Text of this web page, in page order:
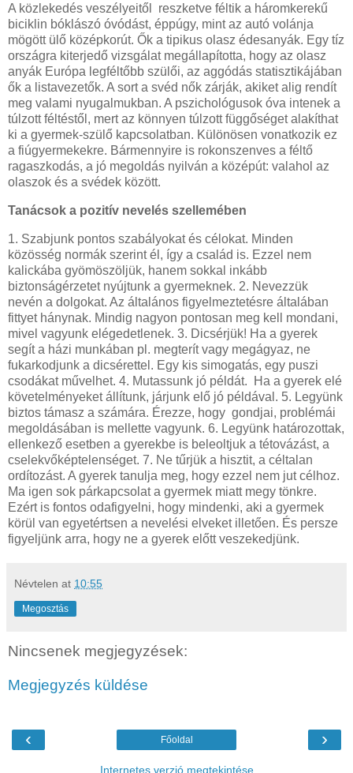
A közlekedés veszélyeitől reszketve féltik a háromkerekű
biciklin bóklászó óvódást, éppúgy, mint az autó volánja
mögött ülő középkorút. Ők a tipikus olasz édesanyák. Egy tíz
országra kiterjedő vizsgálat megállapította, hogy az olasz
anyák Európa legféltőbb szülői, az aggódás statisztikájában
ők a listavezetők. A sort a svéd nők zárják, akiket alig rendít
meg valami nyugalmukban. A pszichológusok óva intenek a
túlzott féltéstől, mert az könnyen túlzott függőséget alakíthat
ki a gyermek-szülő kapcsolatban. Különösen vonatkozik ez
a fiúgyermekekre. Bármennyire is rokonszenves a féltő
ragaszkodás, a jó megoldás nyilván a középút: valahol az
olaszok és a svédek között.
Tanácsok a pozitív nevelés szellemében
1. Szabjunk pontos szabályokat és célokat. Minden
közösség normák szerint él, így a család is. Ezzel nem
kalickába gyömöszöljük, hanem sokkal inkább
biztonságérzetet nyújtunk a gyermeknek. 2. Nevezzük
nevén a dolgokat. Az általános figyelmeztetésre általában
fittyet hánynak. Mindig nagyon pontosan meg kell mondani,
mivel vagyunk elégedetlenek. 3. Dicsérjük! Ha a gyerek
segít a házi munkában pl. megterít vagy megágyaz, ne
fukarkodjunk a dicsérettel. Egy kis simogatás, egy puszi
csodákat művelhet. 4. Mutassunk jó példát. Ha a gyerek elé
követelményeket állítunk, járjunk elő jó példával. 5. Legyünk
biztos támasz a számára. Érezze, hogy gondjai, problémái
megoldásában is mellette vagyunk. 6. Legyünk határozottak,
ellenkező esetben a gyerekbe is beleoltjuk a tétovázást, a
cselekvőképtelenséget. 7. Ne tűrjük a hisztit, a céltalan
ordítozást. A gyerek tanulja meg, hogy ezzel nem jut célhoz.
Ma igen sok párkapcsolat a gyermek miatt megy tönkre.
Ezért is fontos odafigyelni, hogy mindenki, aki a gyermek
körül van egyetértsen a nevelési elveket illetően. És persze
figyeljünk arra, hogy ne a gyerek előtt veszekedjünk.
Névtelen at 10:55
Megosztás
Nincsenek megjegyzések:
Megjegyzés küldése
‹ ›
Főoldal
Internetes verzió megtekintése